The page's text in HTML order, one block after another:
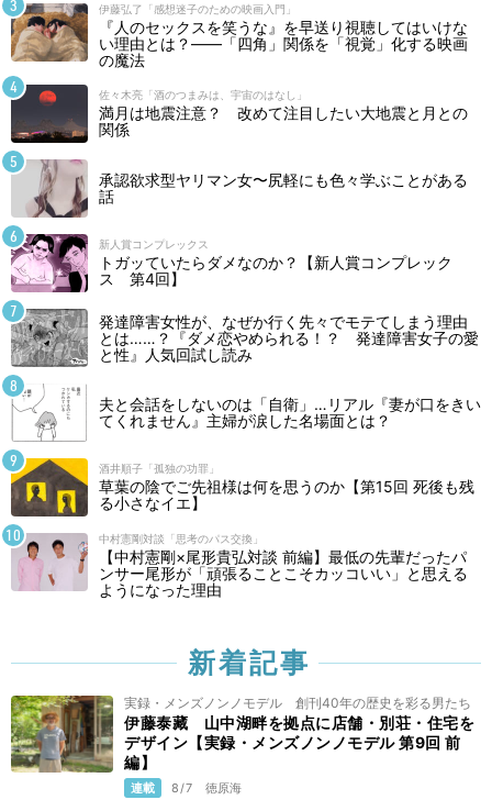
伊藤弘了「感想迷子のための映画入門」
『人のセックスを笑うな』を早送り視聴してはいけな
い理由とは？――「四角」関係を「視覚」化する映画
の魔法
佐々木亮「酒のつまみは、宇宙のはなし」
満月は地震注意？ 改めて注目したい大地震と月との
関係
承認欲求型ヤリマン女〜尻軽にも色々学ぶことがある
話
新人賞コンプレックス
トガッていたらダメなのか？【新人賞コンプレック
ス 第4回】
発達障害女性が、なぜか行く先々でモテてしまう理由
とは……？『ダメ恋やめられる！？ 発達障害女子の愛
と性』人気回試し読み
夫と会話をしないのは「自衛」…リアル『妻が口をきい
てくれません』主婦が涙した名場面とは？
酒井順子「孤独の功罪」
草葉の陰でご先祖様は何を思うのか【第15回 死後も残
る小さなイエ】
中村憲剛対談「思考のパス交換」
【中村憲剛×尾形貴弘対談 前編】最低の先輩だったパ
ンサー尾形が「頑張ることこそカッコいい」と思える
ようになった理由
新着記事
実録・メンズノンノモデル 創刊40年の歴史を彩る男たち
伊藤泰藏 山中湖畔を拠点に店舗・別荘・住宅を
デザイン【実録・メンズノンノモデル 第9回 前
編】
連載 8/7 徳原海